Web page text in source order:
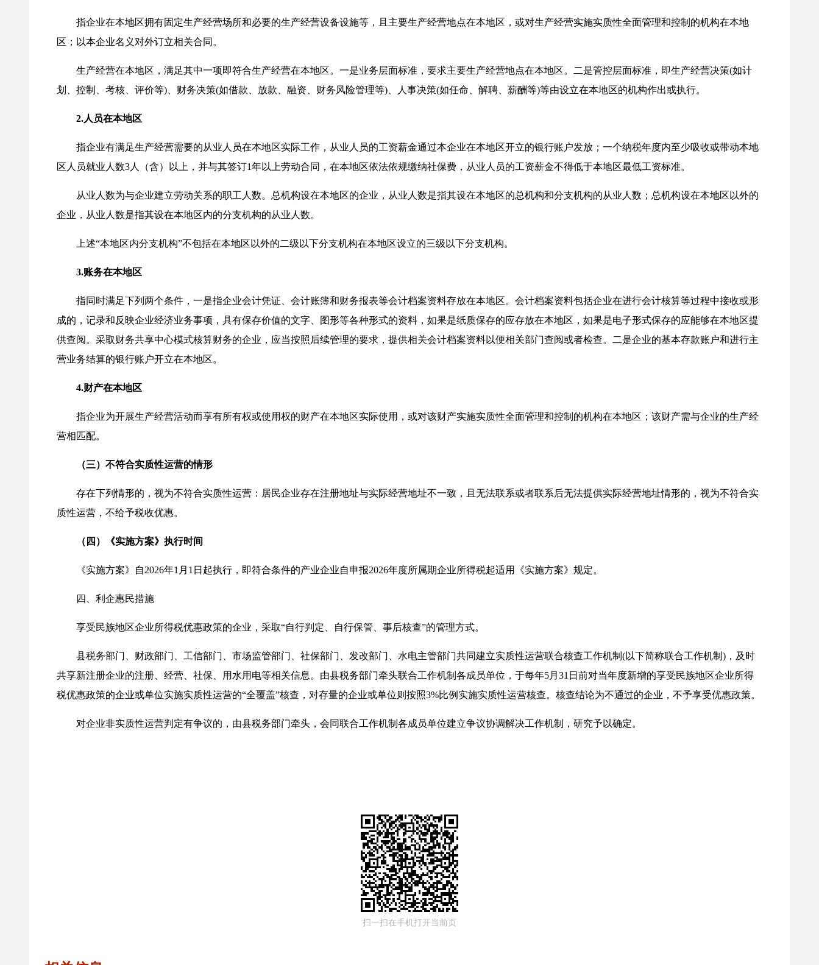
指企业在本地区拥有固定生产经营场所和必要的生产经营设备设施等，且主要生产经营地点在本地区，或对生产经营实施实质性全面管理和控制的机构在本地
区；以本企业名义对外订立相关合同。
生产经营在本地区，满足其中一项即符合生产经营在本地区。一是业务层面标准，要求主要生产经营地点在本地区。二是管控层面标准，即生产经营决策(如计
划、控制、考核、评价等)、财务决策(如借款、放款、融资、财务风险管理等)、人事决策(如任命、解聘、薪酬等)等由设立在本地区的机构作出或执行。
2.人员在本地区
指企业有满足生产经营需要的从业人员在本地区实际工作，从业人员的工资薪金通过本企业在本地区开立的银行账户发放；一个纳税年度内至少吸收或带动本地
区人员就业人数3人（含）以上，并与其签订1年以上劳动合同，在本地区依法依规缴纳社保费，从业人员的工资薪金不得低于本地区最低工资标准。
从业人数为与企业建立劳动关系的职工人数。总机构设在本地区的企业，从业人数是指其设在本地区的总机构和分支机构的从业人数；总机构设在本地区以外的
企业，从业人数是指其设在本地区内的分支机构的从业人数。
上述“本地区内分支机构”不包括在本地区以外的二级以下分支机构在本地区设立的三级以下分支机构。
3.账务在本地区
指同时满足下列两个条件，一是指企业会计凭证、会计账簿和财务报表等会计档案资料存放在本地区。会计档案资料包括企业在进行会计核算等过程中接收或形
成的，记录和反映企业经济业务事项，具有保存价值的文字、图形等各种形式的资料，如果是纸质保存的应存放在本地区，如果是电子形式保存的应能够在本地区提
供查阅。采取财务共享中心模式核算财务的企业，应当按照后续管理的要求，提供相关会计档案资料以便相关部门查阅或者检查。二是企业的基本存款账户和进行主
营业务结算的银行账户开立在本地区。
4.财产在本地区
指企业为开展生产经营活动而享有所有权或使用权的财产在本地区实际使用，或对该财产实施实质性全面管理和控制的机构在本地区；该财产需与企业的生产经
营相匹配。
（三） 不符合实质性运营的情形
存在下列情形的，视为不符合实质性运营：居民企业存在注册地址与实际经营地址不一致，且无法联系或者联系后无法提供实际经营地址情形的，视为不符合实
质性运营，不给予税收优惠。
（四）《实施方案》 执行时间
《实施方案》自2026年1月1日起执行，即符合条件的产业企业自申报2026年度所属期企业所得税起适用《实施方案》规定。
四、利企惠民措施
享受民族地区企业所得税优惠政策的企业，采取“自行判定、自行保管、事后核查”的管理方式。
县税务部门、财政部门、工信部门、市场监管部门、社保部门、发改部门、水电主管部门共同建立实质性运营联合核查工作机制(以下简称联合工作机制)，及时
共享新注册企业的注册、经营、社保、用水用电等相关信息。由县税务部门牵头联合工作机制各成员单位，于每年5月31日前对当年度新增的享受民族地区企业所得
税优惠政策的企业或单位实施实质性运营的“全覆盖”核查，对存量的企业或单位则按照3%比例实施实质性运营核查。核查结论为不通过的企业，不予享受优惠政策。
对企业非实质性运营判定有争议的，由县税务部门牵头，会同联合工作机制各成员单位建立争议协调解决工作机制，研究予以确定。
扫一扫在手机打开当前页